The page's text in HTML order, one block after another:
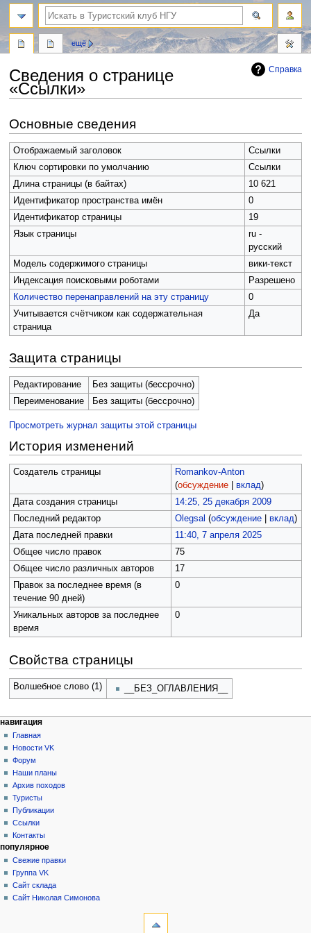
Справка
Сведения о странице
«Ссылки»
к
навигации
к
поиску
Основные сведения
Отображаемый заголовок
Ссылки
Ключ сортировки по умолчанию
Ссылки
Длина страницы (в байтах)
10 621
Идентификатор пространства имён
0
Идентификатор страницы
19
Язык страницы
ru -
русский
Модель содержимого страницы
вики-текст
Индексация поисковыми роботами
Разрешено
Количество перенаправлений на эту страницу
0
Учитывается счётчиком как содержательная
страница
Да
Защита страницы
Редактирование
Без защиты (бессрочно)
Переименование
Без защиты (бессрочно)
Просмотреть журнал защиты этой страницы
История изменений
Создатель страницы
Romankov-Anton
(обсуждение| вклад)
Дата создания страницы
14:25, 25 декабря 2009
Последний редактор
Olegsal (обсуждение| вклад)
Дата последней правки
11:40, 7 апреля 2025
Общее число правок
75
Общее число различных авторов
17
Правок за последнее время (в
течение 90 дней)
0
Уникальных авторов за последнее
время
0
Свойства страницы
Волшебное слово (1) __БЕЗ_ОГЛАВЛЕНИЯ__
Н
а
в
и
а
ц
и
я
действия на странице
статья
обсуждение
читать
просмотр
кода
история
ещё
персональные инструменты
создать
учётную
запись
войти
навигация
Главная
Новости VK
Форум
Наши планы
Архив походов
Туристы
Публикации
Ссылки
Контакты
поиск
популярное
Свежие правки
Группа VK
Сайт склада
Сайт Николая Симонова